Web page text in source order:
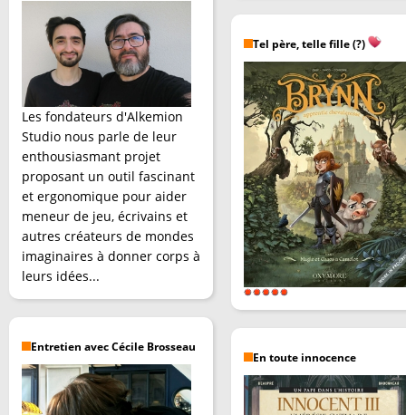
Les fondateurs d'Alkemion
Studio nous parle de leur
enthousiasmant projet
proposant un outil fascinant
et ergonomique pour aider
meneur de jeu, écrivains et
autres créateurs de mondes
imaginaires à donner corps à
leurs idées...
Entretien avec Cécile Brosseau
Tel père, telle fille (?)
En toute innocence